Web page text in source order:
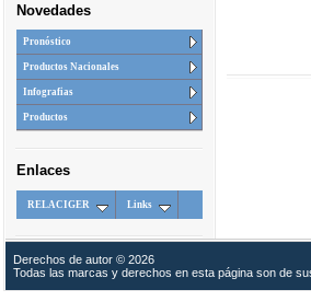
Novedades
Pronóstico
Productos Nacionales
Infografias
Productos
Enlaces
RELACIGER Links
Derechos de autor © 2026
Todas las marcas y derechos en esta página son de